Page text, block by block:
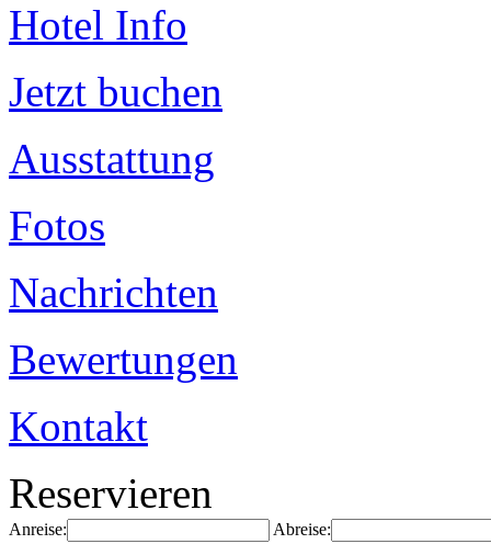
Hotel Info
Jetzt buchen
Ausstattung
Fotos
Nachrichten
Bewertungen
Kontakt
Reservieren
Anreise: Abreise: